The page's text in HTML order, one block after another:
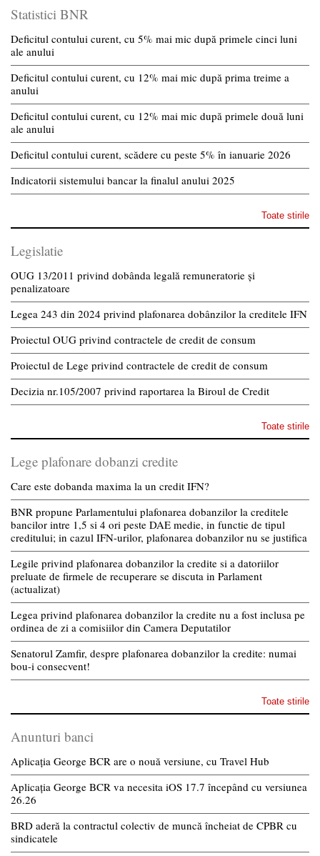
Statistici BNR
Deficitul contului curent, cu 5% mai mic după primele cinci luni
ale anului
Deficitul contului curent, cu 12% mai mic după prima treime a
anului
Deficitul contului curent, cu 12% mai mic după primele două luni
ale anului
Deficitul contului curent, scădere cu peste 5% în ianuarie 2026
Indicatorii sistemului bancar la finalul anului 2025
Toate stirile
Legislatie
OUG 13/2011 privind dobânda legală remuneratorie și
penalizatoare
Legea 243 din 2024 privind plafonarea dobânzilor la creditele IFN
Proiectul OUG privind contractele de credit de consum
Proiectul de Lege privind contractele de credit de consum
Decizia nr.105/2007 privind raportarea la Biroul de Credit
Toate stirile
Lege plafonare dobanzi credite
Care este dobanda maxima la un credit IFN?
BNR propune Parlamentului plafonarea dobanzilor la creditele
bancilor intre 1,5 si 4 ori peste DAE medie, in functie de tipul
creditului; in cazul IFN-urilor, plafonarea dobanzilor nu se justifica
Legile privind plafonarea dobanzilor la credite si a datoriilor
preluate de firmele de recuperare se discuta in Parlament
(actualizat)
Legea privind plafonarea dobanzilor la credite nu a fost inclusa pe
ordinea de zi a comisiilor din Camera Deputatilor
Senatorul Zamfir, despre plafonarea dobanzilor la credite: numai
bou-i consecvent!
Toate stirile
Anunturi banci
Aplicația George BCR are o nouă versiune, cu Travel Hub
Aplicația George BCR va necesita iOS 17.7 începând cu versiunea
26.26
BRD aderă la contractul colectiv de muncă încheiat de CPBR cu
sindicatele